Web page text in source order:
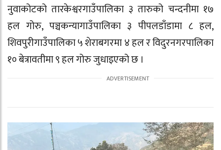
नुवाकोटको तारकेश्वरगाउँपालिका ३ तारुको चन्दनीमा १७
हल गोरु, पञ्चकन्यागाउँपालिका ३ पीपलडाँडामा ८ हल,
शिवपुरीगाउँपालिका ५ शेराबगरमा ४ हल र विदुरनगरपालिका
१० बेत्रावतीमा ९ हल गोरु जुधाइएको छ ।